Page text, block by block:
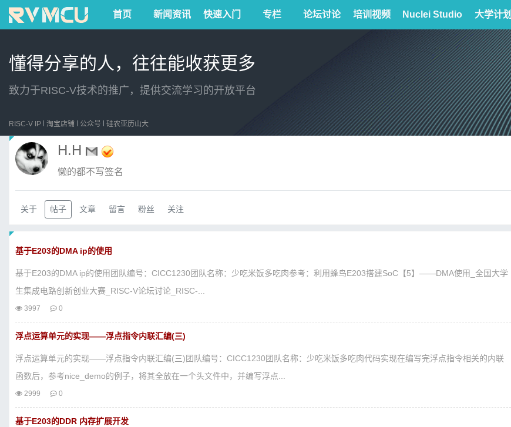
首页 新闻资讯 快速入门 专栏 论坛讨论 培训视频 Nuclei Studio 大学计划
懂得分享的人，往往能收获更多
致力于RISC-V技术的推广，提供交流学习的开放平台
RISC-V IP 淘宝店铺 公众号 硅农亚历山大
H.H
懒的都不写签名
关于 帖子 文章 留言 粉丝 关注
基于E203的DMA ip的使用
基于E203的DMA ip的使用团队编号：CICC1230团队名称：少吃米饭多吃肉参考：利用蜂鸟E203搭建SoC【5】——DMA使用_全国大学
生集成电路创新创业大赛_RISC-V论坛讨论_RISC-...
3997 0
浮点运算单元的实现——浮点指令内联汇编(三)
浮点运算单元的实现——浮点指令内联汇编(三)团队编号：CICC1230团队名称：少吃米饭多吃肉代码实现在编写完浮点指令相关的内联
函数后，参考nice_demo的例子，将其全放在一个头文件中，并编写浮点...
2999 0
基于E203的DDR 内存扩展开发